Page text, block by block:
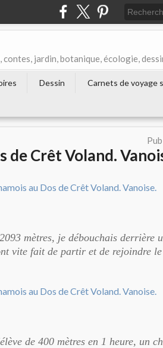
jardin, botanique, écologie,
Dessin Carnets de voyage
de Crêt Voland.
mètres, je débouchais derrière
vite fait de partir et de rejoindre
de 400 mètres en 1 heure, un